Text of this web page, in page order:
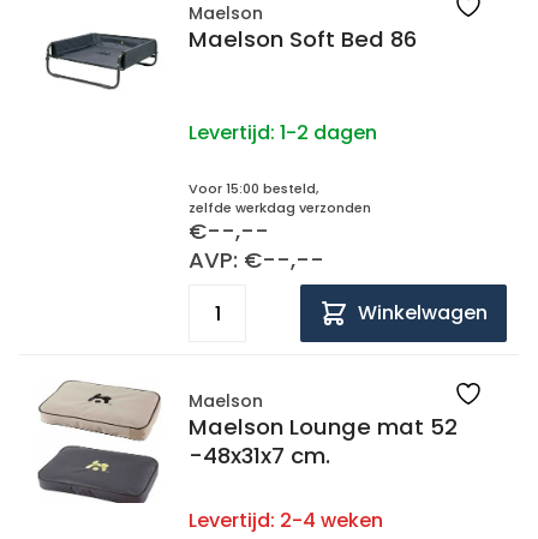
Maelson
Maelson Soft Bed 86
Levertijd: 1-2 dagen
Voor 15:00 besteld,
zelfde werkdag verzonden
€--,--
AVP: €--,--
Winkelwagen
Maelson
Maelson Lounge mat 52
-48x31x7 cm.
Levertijd: 2-4 weken